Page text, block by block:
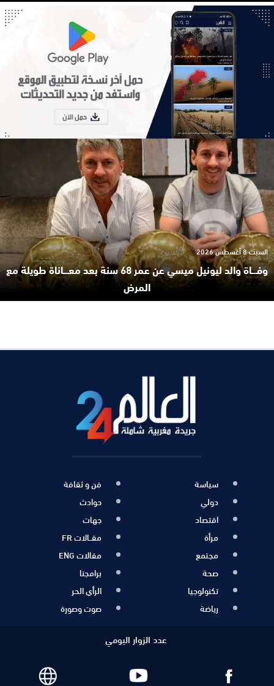
وفـ.ـاة والد ليونيل ميسي عن عمر 68 سنة بعد معـ.ـاناة طويلة مع
المرض
السبت 8 أغسطس 2026
سياسة
دولي
اقتصاد
مرأة
مجتمع
صحة
تكنولوجيا
رياضة
فن و ثقافة
حوادث
جهات
مقــالات FR
مقالات ENG
برامجنا
الرأي الحر
صوت وصورة
عدد الزوار اليومي